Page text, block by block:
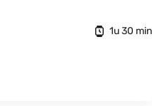
1u 30 min